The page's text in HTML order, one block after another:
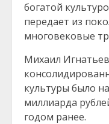
богатой
передает из
многовековые
Михаил
культуры было
миллиарда
годом ранее.